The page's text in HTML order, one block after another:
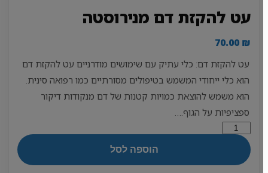
עט להקזת דם מנירוסטה
70.00₪
עט להקזת דם: כלי עתיק עם שימושים מודרניים עט להקזת דם
הוא כלי ייחודי המשמש בטיפולים מסורתיים כמו רפואה סינית.
הוא משמש להוצאת כמויות קטנות של דם מנקודות דיקור
ספציפיות על הגוף.…
כמות
של
עט
להקזת
הוספה לסל